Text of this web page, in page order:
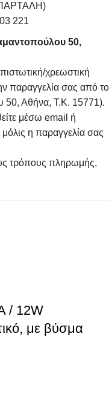
221
50,
χρεωστική
παραγγελία σας από το
50, Αθήνα, Τ.Κ. 15771).
μέσω email ή
η παραγγελία σας
τρόπους πληρωμής,
/ 12W
με βύσμα